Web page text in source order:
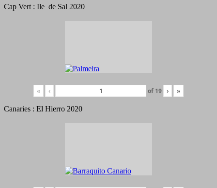
Cap Vert : Ile de Sal 2020
« ‹ of 19 › »
Canaries : El Hierro 2020